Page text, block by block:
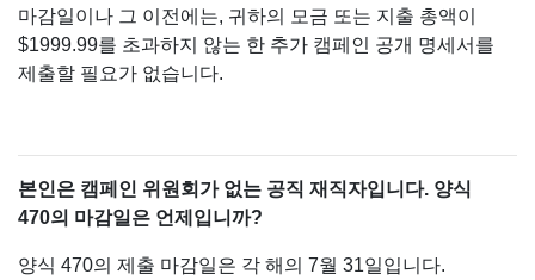
마감일이나 그 이전에는, 귀하의 모금 또는 지출 총액이
$1999.99를 초과하지 않는 한 추가 캠페인 공개 명세서를
제출할 필요가 없습니다.
본인은 캠페인 위원회가 없는 공직 재직자입니다. 양식
470의 마감일은 언제입니까?
양식 470의 제출 마감일은 각 해의 7월 31일입니다.